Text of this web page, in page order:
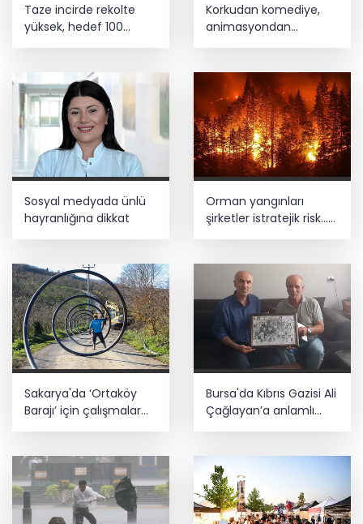
Taze incirde rekolte
yüksek, hedef 100
Korkudan komediye,
animasyondan
Sosyal medyada ünlü
hayranlığına dikkat
Orman yangınları
şirketler istratejik risk...
Sigorta açığı büyüyor
Sakarya'da ‘Ortaköy
Barajı’ için çalışmalar
Bursa'da Kıbrıs Gazisi Ali
Çağlayan’a anlamlı